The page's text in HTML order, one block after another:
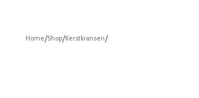
Home/Shop/Kerstkransen/